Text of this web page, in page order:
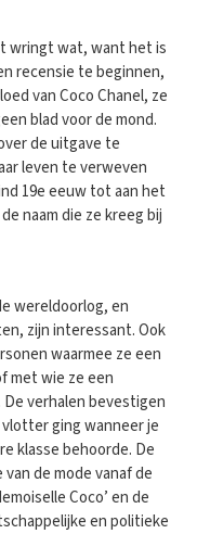
wringt wat, want het is
recensie te beginnen,
van Coco Chanel, ze
blad voor de mond.
de uitgave te
leven te verweven
19e eeuw tot aan het
naam die ze kreeg bij
wereldoorlog, en
zijn interessant. Ook
waarmee ze een
met wie ze een
verhalen bevestigen
ging wanneer je
klasse behoorde. De
de mode vanaf de
Coco’ en de
en politieke